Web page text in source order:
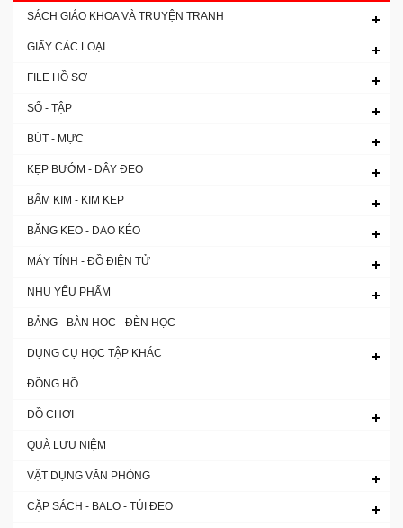
SÁCH GIÁO KHOA VÀ TRUYỆN TRANH
GIẤY CÁC LOẠI
FILE HỒ SƠ
SỔ - TẬP
BÚT - MỰC
KẸP BƯỚM - DÂY ĐEO
BẤM KIM - KIM KẸP
BĂNG KEO - DAO KÉO
MÁY TÍNH - ĐỒ ĐIỆN TỬ
NHU YẾU PHẨM
BẢNG - BÀN HOC - ĐÈN HỌC
DỤNG CỤ HỌC TẬP KHÁC
ĐỒNG HỒ
ĐỒ CHƠI
QUÀ LƯU NIỆM
VẬT DỤNG VĂN PHÒNG
CẶP SÁCH - BALO - TÚI ĐEO